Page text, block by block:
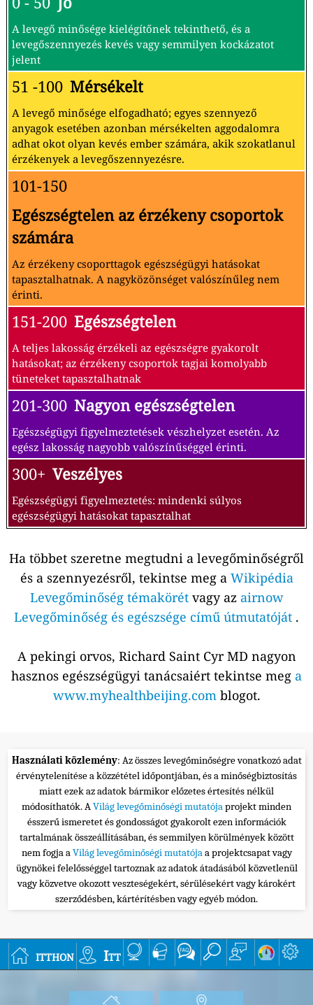
A levegő minősége kielégítőnek tekinthető, és a
levegőszennyezés kevés vagy semmilyen kockázatot
jelent
51 -100 Mérsékelt
A levegő minősége elfogadható; egyes szennyező
anyagok esetében azonban mérsékelten aggodalomra
adhat okot olyan kevés ember számára, akik szokatlanul
érzékenyek a levegőszennyezésre.
101-150
Egészségtelen az érzékeny csoportok
számára
Az érzékeny csoporttagok egészségügyi hatásokat
tapasztalhatnak. A nagyközönséget valószínűleg nem
érinti.
151-200 Egészségtelen
A teljes lakosság érzékeli az egészségre gyakorolt
hatásokat; az érzékeny csoportok tagjai komolyabb
tüneteket tapasztalhatnak
201-300 Nagyon egészségtelen
Egészségügyi figyelmeztetések vészhelyzet esetén. Az
egész lakosság nagyobb valószínűséggel érinti.
300+ Veszélyes
Egészségügyi figyelmeztetés: mindenki súlyos
egészségügyi hatásokat tapasztalhat
Ha többet szeretne megtudni a levegőminőségről
és a szennyezésről, tekintse meg a Wikipédia
Levegőminőség témakörétvagy az airnow
Levegőminőség és egészsége című útmutatóját .
A pekingi orvos, Richard Saint Cyr MD nagyon
hasznos egészségügyi tanácsaiért tekintse meg a
www.myhealthbeijing.comblogot.
Használati közlemény: Az összes levegőminőségre vonatkozó adat
érvénytelenítése a közzététel időpontjában, és a minőségbiztosítás
miatt ezek az adatok bármikor előzetes értesítés nélkül
módosíthatók. AVilág levegőminőségi mutatójaprojekt minden
ésszerű ismeretet és gondosságot gyakorolt ezen információk
tartalmának összeállításában, és semmilyen körülmények között
nem fogja aVilág levegőminőségi mutatójaa projektcsapat vagy
ügynökei felelősséggel tartoznak az adatok átadásából közvetlenül
vagy közvetve okozott veszteségekért, sérülésekért vagy károkért
szerződésben, kártérítésben vagy egyéb módon.
itthon Itt